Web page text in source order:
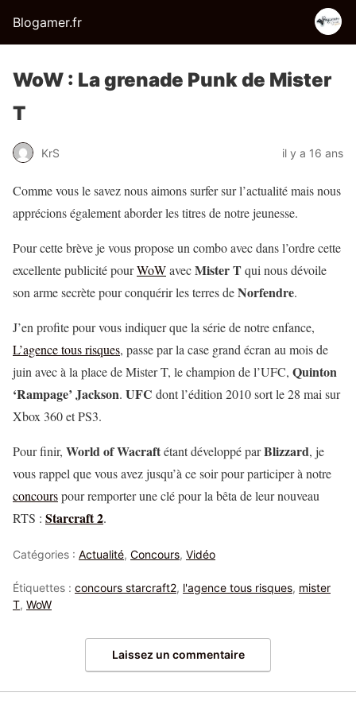
Blogamer.fr
WoW : La grenade Punk de Mister
T
KrS il y a 16 ans
Comme vous le savez nous aimons surfer sur l’actualité mais nous
apprécions également aborder les titres de notre jeunesse.
Pour cette brève je vous propose un combo avec dans l’ordre cette
excellente publicité pourWoWavecMister Tqui nous dévoile
son arme secrète pour conquérir les terres deNorfendre.
J’en profite pour vous indiquer que la série de notre enfance,
L’agence tous risques, passe par la case grand écran au mois de
juin avec à la place de Mister T, le champion de l’UFC, Quinton
‘Rampage’ Jackson. UFC dont l’édition 2010 sort le 28 mai sur
Xbox 360 et PS3.
Pour finir, World of Wacraftétant développé parBlizzard, je
vous rappel que vous avez jusqu’à ce soir pour participer à notre
concourspour remporter une clé pour la bêta de leur nouveau
RTS : Starcraft 2.
Catégories : Actualité, Concours, Vidéo
Étiquettes : concours starcraft2, l'agence tous risques, mister
T, WoW
Laissez un commentaire